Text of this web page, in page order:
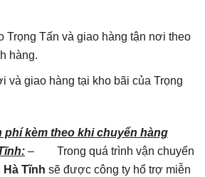
Trọng Tấn và giao hàng tận nơi theo
hàng.
và giao hàng tại kho bãi của Trọng
phí kèm theo khi chuyển hàng
– Trong quá trình vận chuyển
Hà Tĩnh sẽ được công ty hổ trợ miễn